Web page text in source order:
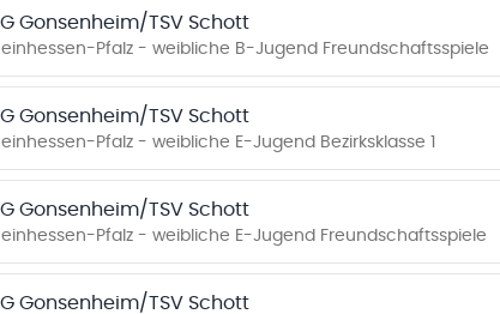
Gonsenheim/TSV Schott
Pfalz - weibliche B-Jugend Freundschaftsspiele
Gonsenheim/TSV Schott
Pfalz - weibliche E-Jugend Bezirksklasse 1
Gonsenheim/TSV Schott
Pfalz - weibliche E-Jugend Freundschaftsspiele
Gonsenheim/TSV Schott